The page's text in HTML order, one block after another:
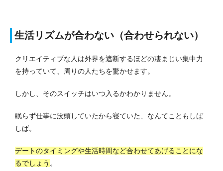
生活リズムが合わない（合わせられない）
クリエイティブな人は外界を遮断するほどの凄まじい集中力
を持っていて、周りの人たちを驚かせます。
しかし、そのスイッチはいつ入るかわかりません。
眠らず仕事に没頭していたから寝ていた、なんてこともしば
しば。
デートのタイミングや生活時間など合わせてあげることにな
るでしょう 。